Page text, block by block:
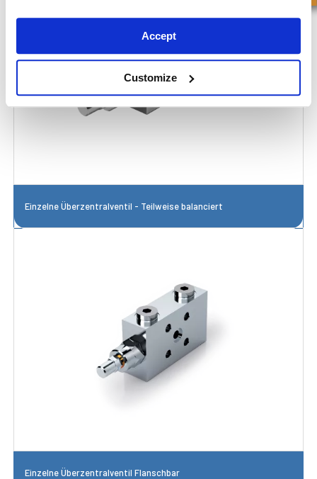
Accept
Customize
Einzelne Überzentralventil - Teilweise balanciert
Einzelne Überzentralventil Flanschbar